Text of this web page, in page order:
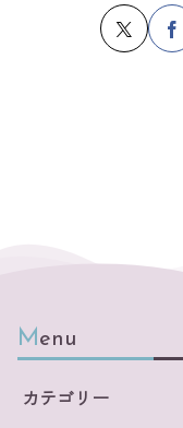
Menu
カテゴリー